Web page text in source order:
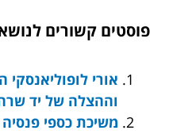
פוסטים קשורים
אורי
וההצלה של יד
משיכת כספי פנסיה